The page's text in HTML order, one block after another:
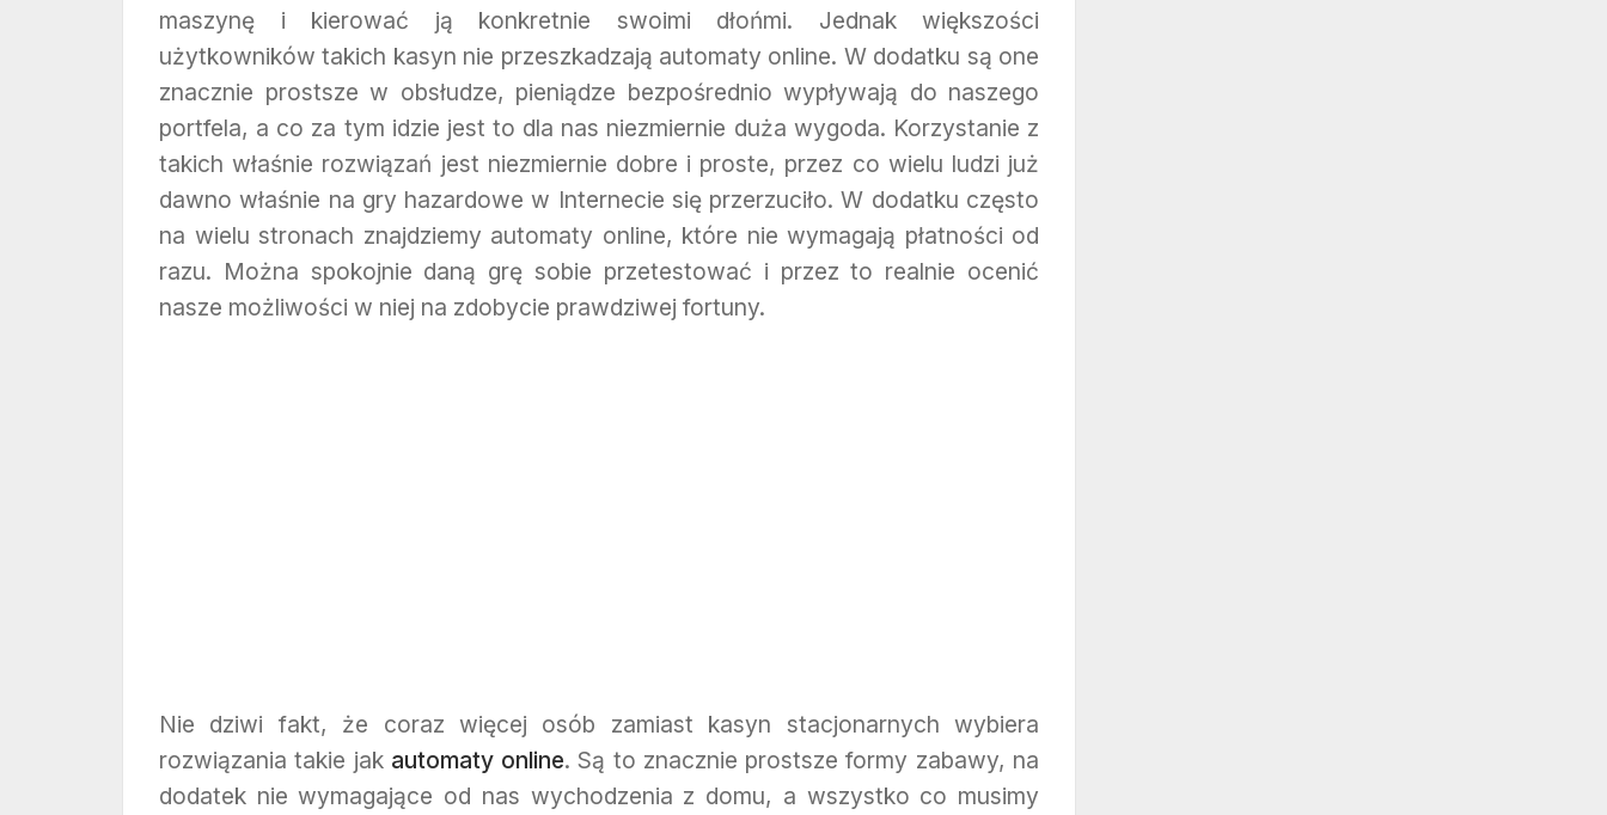
maszynę i kierować ją konkretnie swoimi dłońmi. Jednak większości
użytkowników takich kasyn nie przeszkadzają automaty online. W dodatku są one
znacznie prostsze w obsłudze, pieniądze bezpośrednio wypływają do naszego
portfela, a co za tym idzie jest to dla nas niezmiernie duża wygoda. Korzystanie z
takich właśnie rozwiązań jest niezmiernie dobre i proste, przez co wielu ludzi już
dawno właśnie na gry hazardowe w Internecie się przerzuciło. W dodatku często
na wielu stronach znajdziemy automaty online, które nie wymagają płatności od
razu. Można spokojnie daną grę sobie przetestować i przez to realnie ocenić
nasze możliwości w niej na zdobycie prawdziwej fortuny.
Nie dziwi fakt, że coraz więcej osób zamiast kasyn stacjonarnych wybiera
rozwiązania takie jak automaty online. Są to znacznie prostsze formy zabawy, na
dodatek nie wymagające od nas wychodzenia z domu, a wszystko co musimy